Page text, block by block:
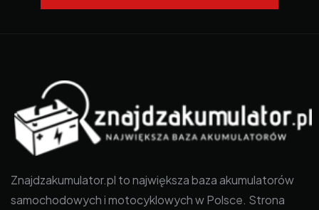
Znajdzakumulator.pl to największa baza akumulatorów
samochodowych i motocyklowych w Polsce. Strona